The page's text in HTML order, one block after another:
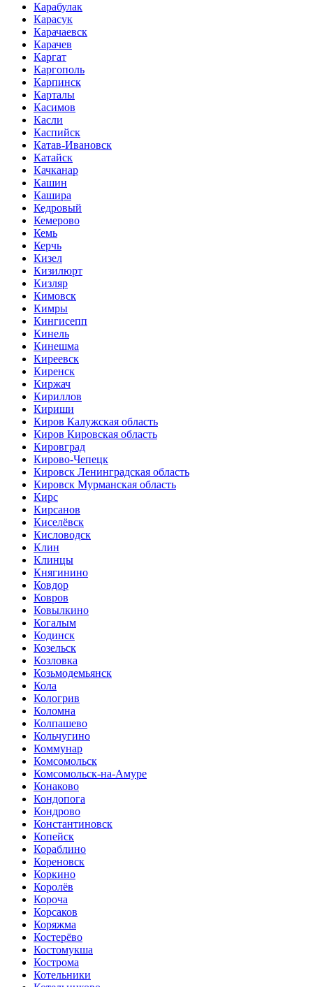
Карабулак
Карасук
Карачаевск
Карачев
Каргат
Каргополь
Карпинск
Карталы
Касимов
Касли
Каспийск
Катав-Ивановск
Катайск
Качканар
Кашин
Кашира
Кедровый
Кемерово
Кемь
Керчь
Кизел
Кизилюрт
Кизляр
Кимовск
Кимры
Кингисепп
Кинель
Кинешма
Киреевск
Киренск
Киржач
Кириллов
Кириши
Киров Калужская область
Киров Кировская область
Кировград
Кирово-Чепецк
Кировск Ленинградская область
Кировск Мурманская область
Кирс
Кирсанов
Киселёвск
Кисловодск
Клин
Клинцы
Княгинино
Ковдор
Ковров
Ковылкино
Когалым
Кодинск
Козельск
Козловка
Козьмодемьянск
Кола
Кологрив
Коломна
Колпашево
Кольчугино
Коммунар
Комсомольск
Комсомольск-на-Амуре
Конаково
Кондопога
Кондрово
Константиновск
Копейск
Кораблино
Кореновск
Коркино
Королёв
Короча
Корсаков
Коряжма
Костерёво
Костомукша
Кострома
Котельники